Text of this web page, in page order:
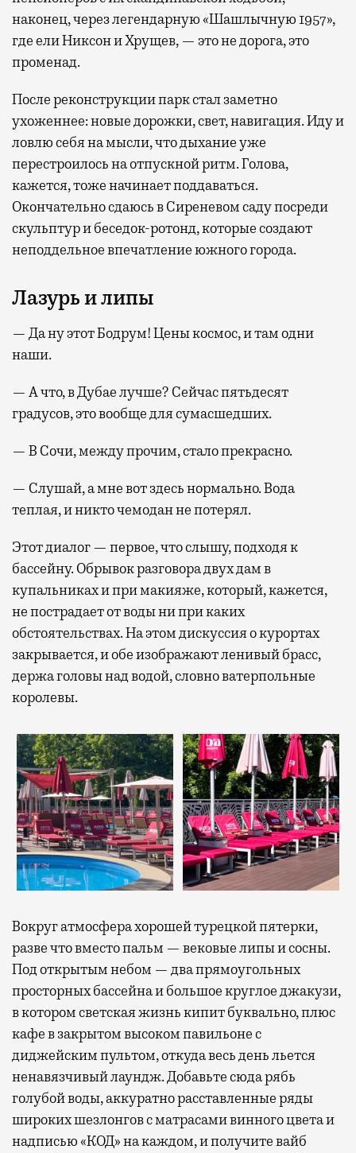
наконец, через легендарную «Шашлычную 1957»,
где ели Никсон и Хрущев, — это не дорога, это
променад.
После реконструкции парк стал заметно
ухоженнее: новые дорожки, свет, навигация. Иду и
ловлю себя на мысли, что дыхание уже
перестроилось на отпускной ритм. Голова,
кажется, тоже начинает поддаваться.
Окончательно сдаюсь в Сиреневом саду посреди
скульптур и беседок-ротонд, которые создают
неподдельное впечатление южного города.
Лазурь и липы
— Да ну этот Бодрум! Цены космос, и там одни
наши.
— А что, в Дубае лучше? Сейчас пятьдесят
градусов, это вообще для сумасшедших.
— В Сочи, между прочим, стало прекрасно.
— Слушай, а мне вот здесь нормально. Вода
теплая, и никто чемодан не потерял.
Этот диалог — первое, что слышу, подходя к
бассейну. Обрывок разговора двух дам в
купальниках и при макияже, который, кажется,
не пострадает от воды ни при каких
обстоятельствах. На этом дискуссия о курортах
закрывается, и обе изображают ленивый брасс,
держа головы над водой, словно ватерпольные
королевы.
Вокруг атмосфера хорошей турецкой пятерки,
разве что вместо пальм — вековые липы и сосны.
Под открытым небом — два прямоугольных
просторных бассейна и большое круглое джакузи,
в котором светская жизнь кипит буквально, плюс
кафе в закрытом высоком павильоне с
диджейским пультом, откуда весь день льется
ненавязчивый лаундж. Добавьте сюда рябь
голубой воды, аккуратно расставленные ряды
широких шезлонгов с матрасами винного цвета и
надписью «КОД» на каждом, и получите вайб